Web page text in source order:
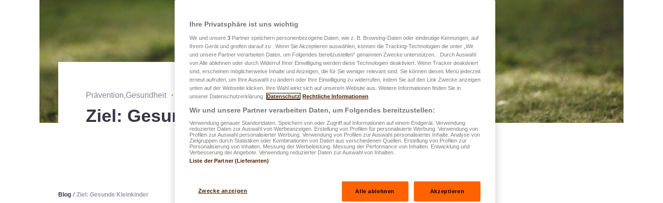
Prävention,Gesundheit ・ veröffentlicht am 16.07.2025
Ziel: Gesunde Kleinkinder
Blog / Ziel: Gesunde Kleinkinder
Ihre Privatsphäre ist uns wichtig
Wir und unsere 3 Partner speichern personenbezogene Daten, wie z. B. Browsing-Daten oder eindeutige Kennungen, auf
Ihrem Gerät und greifen darauf zu . Wenn Sie Akzeptieren auswählen, können die Tracking-Technologien die unter „Wir
und unsere Partner verarbeiten Daten, um Folgendes bereitzustellen“ genannten Zwecke unterstützen. . Durch Auswahl
von Alle ablehnen oder durch Widerruf Ihrer Einwilligung werden diese Technologien deaktiviert. Wenn Tracker deaktiviert
sind, erscheinen möglicherweise Inhalte und Anzeigen, die für Sie weniger relevant sind. Sie können dieses Menü jederzeit
erneut aufrufen, um Ihre Auswahl zu ändern oder Ihre Einwilligung zu widerrufen, indem Sie auf den Link Zwecke anzeigen
unten auf der Webseite klicken. Ihre Wahl wirkt sich auf unsere/n Website aus. Weitere Informationen finden Sie in
unserer Datenschutzerklärung.
Datenschutz Rechtliche Informationen
Wir und unsere Partner verarbeiten Daten, um Folgendes bereitzustellen:
Verwendung genauer Standortdaten. Speichern von oder Zugriff auf Informationen auf einem Endgerät. Verwendung
reduzierter Daten zur Auswahl von Werbeanzeigen. Erstellung von Profilen für personalisierte Werbung. Verwendung von
Profilen zur Auswahl personalisierter Werbung. Verwendung von Profilen zur Auswahl personalisierter Inhalte. Analyse von
Zielgruppen durch Statistiken oder Kombinationen von Daten aus verschiedenen Quellen. Erstellung von Profilen zur
Personalisierung von Inhalten. Messung der Werbeleistung. Messung der Performance von Inhalten. Entwicklung und
Verbesserung der Angebote. Verwendung reduzierter Daten zur Auswahl von Inhalten.
Liste der Partner (Lieferanten)
Zwecke anzeigen Alle ablehnen Akzeptieren